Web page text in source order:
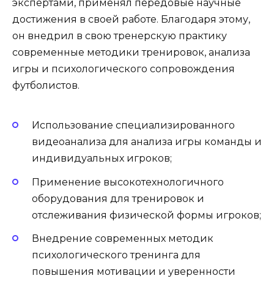
экспертами, применял передовые научные
достижения в своей работе. Благодаря этому,
он внедрил в свою тренерскую практику
современные методики тренировок, анализа
игры и психологического сопровождения
футболистов.
Использование специализированного
видеоанализа для анализа игры команды и
индивидуальных игроков;
Применение высокотехнологичного
оборудования для тренировок и
отслеживания физической формы игроков;
Внедрение современных методик
психологического тренинга для
повышения мотивации и уверенности